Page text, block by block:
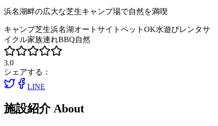
浜名湖畔の広大な芝生キャンプ場で自然を満喫
キャンプ芝生浜名湖オートサイト ペットOK水遊びレンタサ
イクル家族連れBBQ自然
3.0
シェアする：
LINE
施設紹介 About